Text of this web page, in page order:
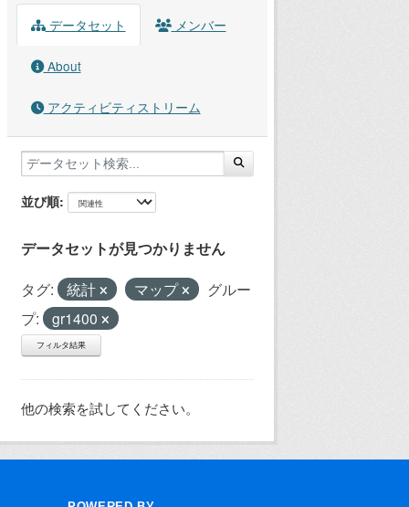
データセット メンバー
About
アクティビティストリーム
並び順
データセットが見つかりません
タグ: 統計 マップ
グルー
プ:
gr1400
フィルタ結果
他の検索を試してください。